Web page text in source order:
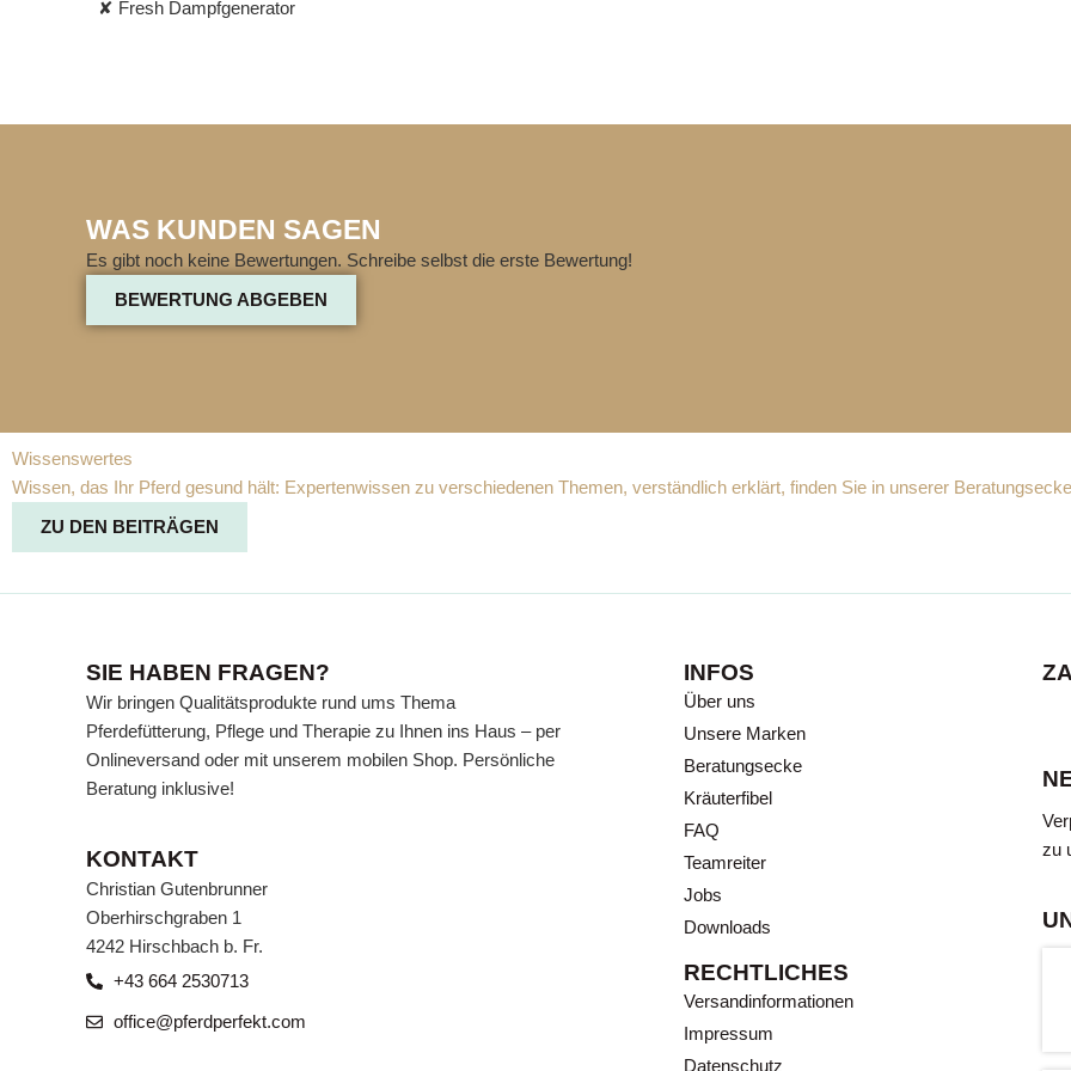
✘ Fresh Dampfgenerator
WAS KUNDEN SAGEN
Es gibt noch keine Bewertungen. Schreibe selbst die erste Bewertung!
BEWERTUNG ABGEBEN
Wissenswertes
Wissen, das Ihr Pferd gesund hält: Expertenwissen zu verschiedenen Themen, verständlich erklärt, finden Sie in unserer
ZU DEN BEITRÄGEN
SIE HABEN FRAGEN?
Wir bringen Qualitätsprodukte rund ums Thema
Pferdefütterung, Pflege und Therapie zu Ihnen ins Haus – per
Onlineversand oder mit unserem mobilen Shop. Persönliche
Beratung inklusive!
KONTAKT
Christian Gutenbrunner
Oberhirschgraben 1
4242 Hirschbach b. Fr.
+43 664 2530713
office@pferdperfekt.com
INFOS
Über uns
Unsere Marken
Beratungsecke
Kräuterfibel
FAQ
Teamreiter
Jobs
Downloads
RECHTLICHES
Versandinformationen
Impressum
Datenschutz
zu